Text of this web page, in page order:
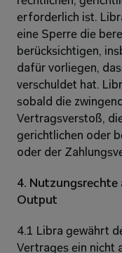
erforderlich ist.
eine Sperre die
berücksichtigen,
dafür vorliegen,
verschuldet hat.
sobald die
Vertragsverstoß,
gerichtlichen oder
oder der
4. Nutzungsrechte
Output
4.1 Libra gewährt
Vertrages ein nicht